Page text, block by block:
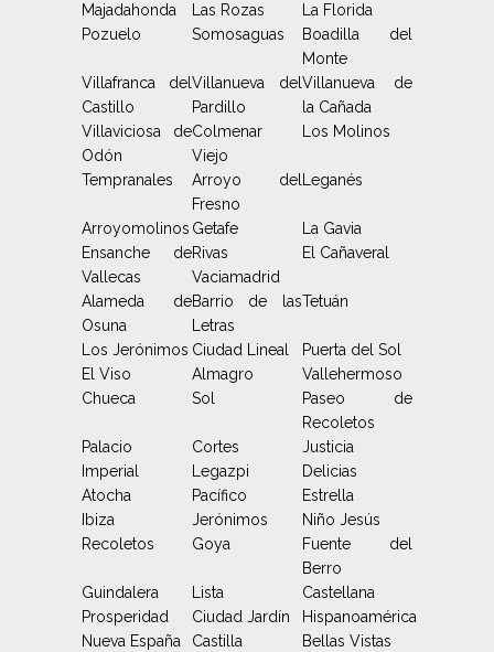
Majadahonda Las Rozas
La Florida
Pozuelo
Somosaguas
Boadilla del
Monte
Villafranca del
Castillo
Villanueva del
Pardillo
Villanueva de
la Cañada
Villaviciosa de
Odón
Colmenar
Viejo
Los Molinos
Tempranales
Arroyo del
Fresno
Leganés
Arroyomolinos Getafe
La Gavia
Ensanche de
Vallecas
Rivas
Vaciamadrid
El Cañaveral
Alameda de
Osuna
Barrio de las
Letras
Tetuán
Los Jerónimos Ciudad Lineal
Puerta del Sol
El Viso
Almagro
Vallehermoso
Chueca
Sol
Paseo de
Recoletos
Palacio
Cortes
Justicia
Imperial
Legazpi
Delicias
Atocha
Pacífico
Estrella
Ibiza
Jerónimos
Niño Jesús
Recoletos
Goya
Fuente del
Berro
Guindalera
Lista
Castellana
Prosperidad
Ciudad Jardín
Hispanoamérica
Nueva España
Castilla
Bellas Vistas